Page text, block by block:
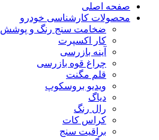
صفحه اصلی
محصولات کارشناسی خودرو
ضخامت سنج رنگ و پوشش
کار اکسپرت
آینه بازرسی
چراغ قوه بازرسی
قلم مگنت
ویدیو بروسکوپ
دیاگ
رال رنگ
کراس کات
براقیت سنج